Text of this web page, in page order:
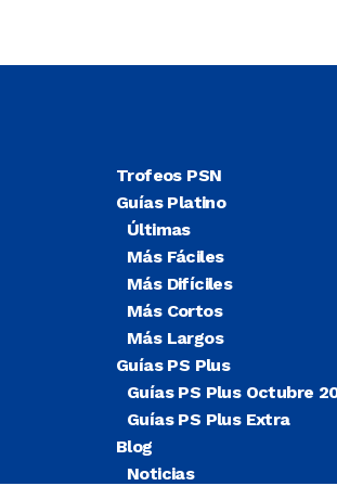
Trofeos PSN
Guías Platino
Últimas
Más Fáciles
Más Difíciles
Más Cortos
Más Largos
Guías PS Plus
Guías PS Plus Octubre
Guías PS Plus Extra
Blog
Noticias